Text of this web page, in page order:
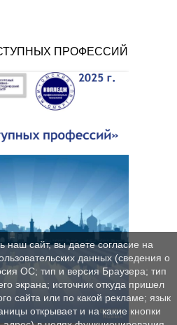
ПРОФЕССИЙ
наш сайт, вы даете согласие на
данных (сведения о
ОС; тип и версия Браузера; тип
экрана; источник откуда пришел
сайта или по какой рекламе; язык
открывает и на какие кнопки